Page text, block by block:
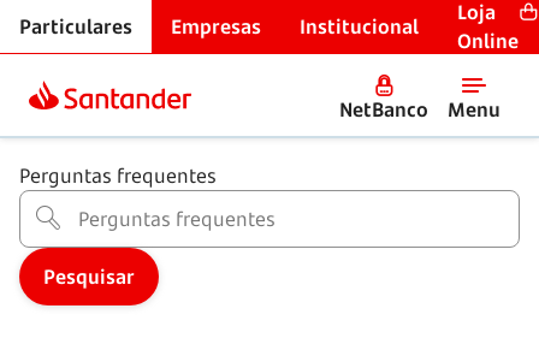
Particulares Empresas Institucional
Loja
Online
NetBanco Menu
Centro de Ajuda
Cartões
Perguntas frequentes